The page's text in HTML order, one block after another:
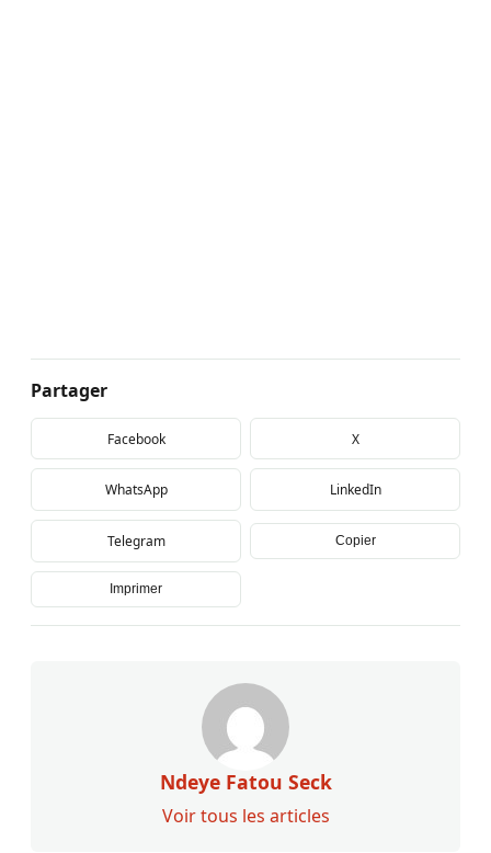
Partager
Facebook X
WhatsApp LinkedIn
Telegram Copier
Imprimer
Ndeye Fatou Seck
Voir tous les articles